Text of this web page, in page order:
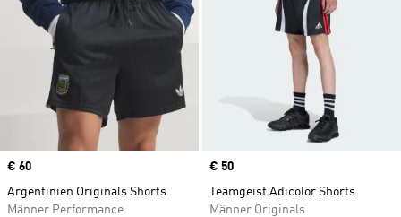
Price
€ 60
Argentinien Originals Shorts
Männer Performance
Price
€ 50
Teamgeist Adicolor Shorts
Männer Originals